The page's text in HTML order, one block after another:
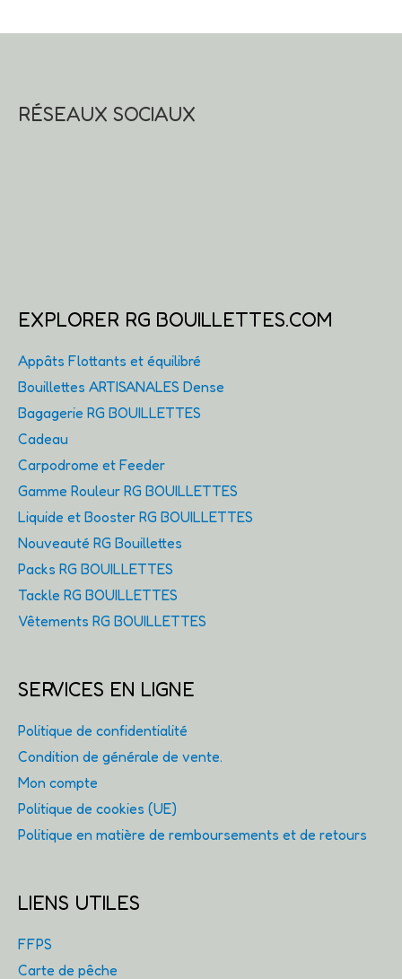
RÉSEAUX SOCIAUX
EXPLORER RG BOUILLETTES.COM
Appâts Flottants et équilibré
Bouillettes ARTISANALES Dense
Bagagerie RG BOUILLETTES
Cadeau
Carpodrome et Feeder
Gamme Rouleur RG BOUILLETTES
Liquide et Booster RG BOUILLETTES
Nouveauté RG Bouillettes
Packs RG BOUILLETTES
Tackle RG BOUILLETTES
Vêtements RG BOUILLETTES
SERVICES EN LIGNE
Politique de confidentialité
Condition de générale de vente.
Mon compte
Politique de cookies (UE)
Politique en matière de remboursements et de retours
LIENS UTILES
FFPS
Carte de pêche